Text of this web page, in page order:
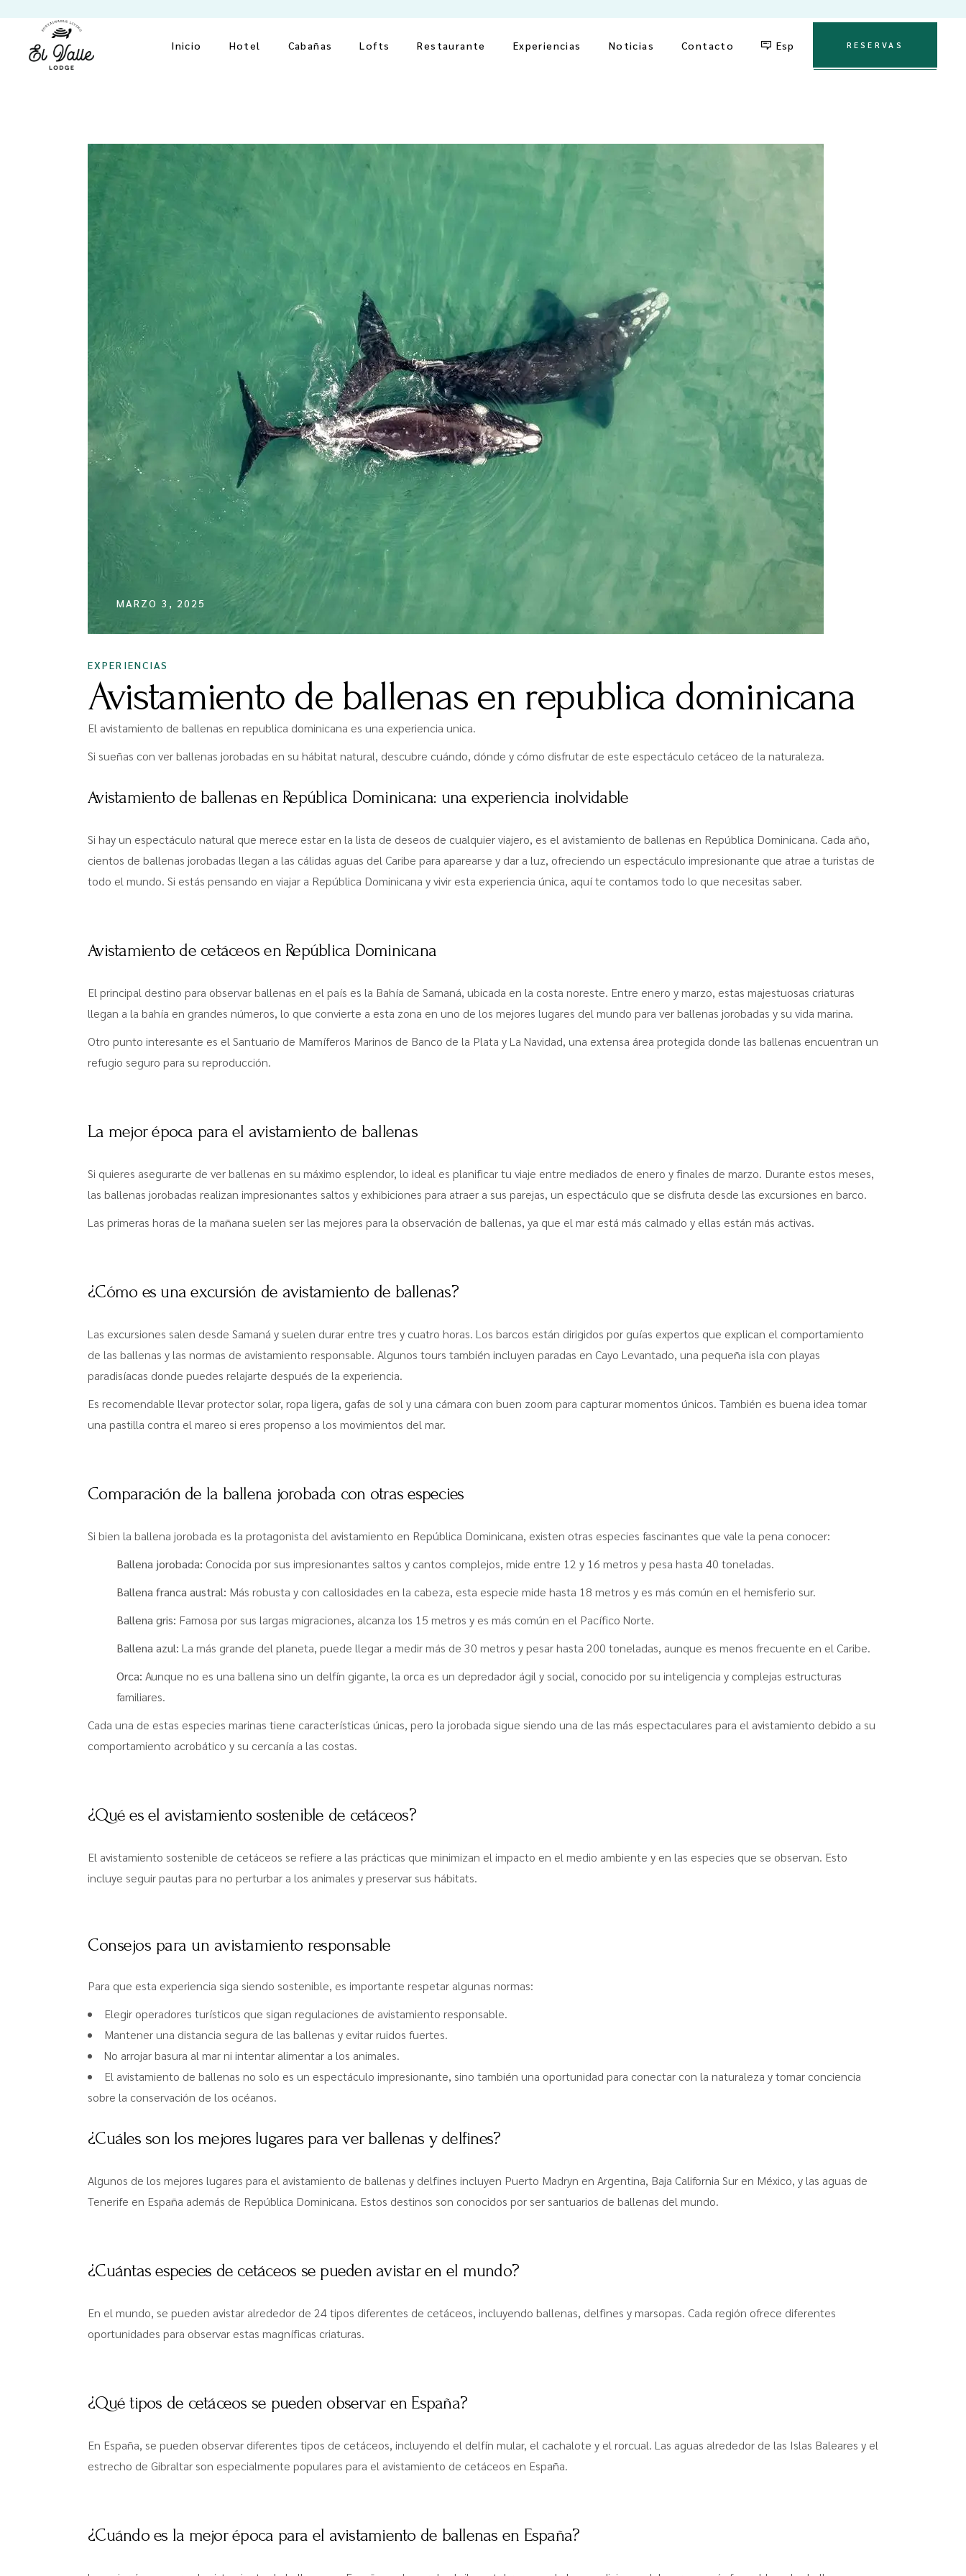
Inicio Hotel Cabañas Lofts Restaurante Experiencias Noticias Contacto Esp RESERVAS
MARZO 3, 2025
EXPERIENCIAS
Avistamiento de ballenas en republica dominicana
El avistamiento de ballenas en republica dominicana es una experiencia unica.
Si sueñas con ver ballenas jorobadas en su hábitat natural, descubre cuándo, dónde y cómo disfrutar de este espectáculo cetáceo de la naturaleza.
Avistamiento de ballenas en República Dominicana: una experiencia inolvidable
Si hay un espectáculo natural que merece estar en la lista de deseos de cualquier viajero, es el avistamiento de ballenas en República Dominicana. Cada año,
cientos de ballenas jorobadas llegan a las cálidas aguas del Caribe para aparearse y dar a luz, ofreciendo un espectáculo impresionante que atrae a turistas de
todo el mundo. Si estás pensando en viajar a República Dominicana y vivir esta experiencia única, aquí te contamos todo lo que necesitas saber.
Avistamiento de cetáceos en República Dominicana
El principal destino para observar ballenas en el país es la Bahía de Samaná, ubicada en la costa noreste. Entre enero y marzo, estas majestuosas criaturas
llegan a la bahía en grandes números, lo que convierte a esta zona en uno de los mejores lugares del mundo para ver ballenas jorobadas y su vida marina.
Otro punto interesante es el Santuario de Mamíferos Marinos de Banco de la Plata y La Navidad, una extensa área protegida donde las ballenas encuentran un
refugio seguro para su reproducción.
La mejor época para el avistamiento de ballenas
Si quieres asegurarte de ver ballenas en su máximo esplendor, lo ideal es planificar tu viaje entre mediados de enero y finales de marzo. Durante estos meses,
las ballenas jorobadas realizan impresionantes saltos y exhibiciones para atraer a sus parejas, un espectáculo que se disfruta desde las excursiones en barco.
Las primeras horas de la mañana suelen ser las mejores para la observación de ballenas, ya que el mar está más calmado y ellas están más activas.
¿Cómo es una excursión de avistamiento de ballenas?
Las excursiones salen desde Samaná y suelen durar entre tres y cuatro horas. Los barcos están dirigidos por guías expertos que explican el comportamiento
de las ballenas y las normas de avistamiento responsable. Algunos tours también incluyen paradas en Cayo Levantado, una pequeña isla con playas
paradisíacas donde puedes relajarte después de la experiencia.
Es recomendable llevar protector solar, ropa ligera, gafas de sol y una cámara con buen zoom para capturar momentos únicos. También es buena idea tomar
una pastilla contra el mareo si eres propenso a los movimientos del mar.
Comparación de la ballena jorobada con otras especies
Si bien la ballena jorobada es la protagonista del avistamiento en República Dominicana, existen otras especies fascinantes que vale la pena conocer:
Ballena jorobada: Conocida por sus impresionantes saltos y cantos complejos, mide entre 12 y 16 metros y pesa hasta 40 toneladas.
Ballena franca austral: Más robusta y con callosidades en la cabeza, esta especie mide hasta 18 metros y es más común en el hemisferio sur.
Ballena gris: Famosa por sus largas migraciones, alcanza los 15 metros y es más común en el Pacífico Norte.
Ballena azul: La más grande del planeta, puede llegar a medir más de 30 metros y pesar hasta 200 toneladas, aunque es menos frecuente en el Caribe.
Orca: Aunque no es una ballena sino un delfín gigante, la orca es un depredador ágil y social, conocido por su inteligencia y complejas estructuras
familiares.
Cada una de estas especies marinas tiene características únicas, pero la jorobada sigue siendo una de las más espectaculares para el avistamiento debido a su
comportamiento acrobático y su cercanía a las costas.
¿Qué es el avistamiento sostenible de cetáceos?
El avistamiento sostenible de cetáceos se refiere a las prácticas que minimizan el impacto en el medio ambiente y en las especies que se observan. Esto
incluye seguir pautas para no perturbar a los animales y preservar sus hábitats.
Consejos para un avistamiento responsable
Para que esta experiencia siga siendo sostenible, es importante respetar algunas normas:
Elegir operadores turísticos que sigan regulaciones de avistamiento responsable.
Mantener una distancia segura de las ballenas y evitar ruidos fuertes.
No arrojar basura al mar ni intentar alimentar a los animales.
El avistamiento de ballenas no solo es un espectáculo impresionante, sino también una oportunidad para conectar con la naturaleza y tomar conciencia
sobre la conservación de los océanos.
¿Cuáles son los mejores lugares para ver ballenas y delfines?
Algunos de los mejores lugares para el avistamiento de ballenas y delfines incluyen Puerto Madryn en Argentina, Baja California Sur en México, y las aguas de
Tenerife en España además de República Dominicana. Estos destinos son conocidos por ser santuarios de ballenas del mundo.
¿Cuántas especies de cetáceos se pueden avistar en el mundo?
En el mundo, se pueden avistar alrededor de 24 tipos diferentes de cetáceos, incluyendo ballenas, delfines y marsopas. Cada región ofrece diferentes
oportunidades para observar estas magníficas criaturas.
¿Qué tipos de cetáceos se pueden observar en España?
En España, se pueden observar diferentes tipos de cetáceos, incluyendo el delfín mular, el cachalote y el rorcual. Las aguas alrededor de las Islas Baleares y el
estrecho de Gibraltar son especialmente populares para el avistamiento de cetáceos en España.
¿Cuándo es la mejor época para el avistamiento de ballenas en España?